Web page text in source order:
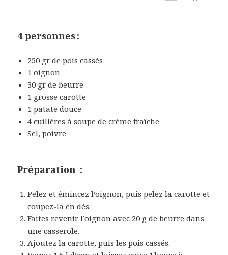
4 personnes :
250 gr de pois cassés
1 oignon
30 gr de beurre
1 grosse carotte
1 patate douce
4 cuillères à soupe de crème fraîche
Sel, poivre
Préparation :
Pelez et émincez l’oignon, puis pelez la carotte et
coupez-la en dés.
Faites revenir l’oignon avec 20 g de beurre dans
une casserole.
Ajoutez la carotte, puis les pois cassés.